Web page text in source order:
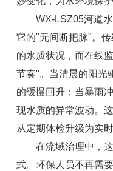
WX-LSZ05河道
它的"无间断把脉"。
的水质状况，而在线
节奏"。当清晨的阳光
的缓慢回升；当暴雨
现水质的异常波动。
从定期体检升级为实时
在流域治理中，
式。环保人员不再需